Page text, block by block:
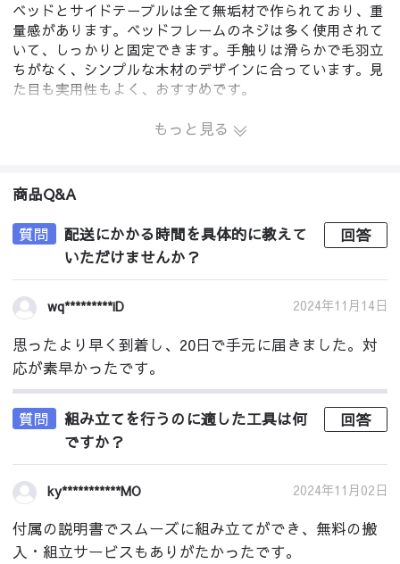
ベッドとサイドテーブルは全て無垢材で作られており、重
量感があります。ベッドフレームのネジは多く使用されて
いて、しっかりと固定できます。手触りは滑らかで毛羽立
ちがなく、シンプルな木材のデザインに合っています。見
た目も実用性もよく、おすすめです。
もっと見る
商品Q&A
質問
配送にかかる時間を具体的に教えて
いただけませんか？
回答
wq*********iD 2024年11月14日
思ったより早く到着し、20日で手元に届きました。対
応が素早かったです。
質問
組み立てを行うのに適した工具は何
ですか？
回答
ky***********MO 2024年11月02日
付属の説明書でスムーズに組み立てができ、無料の搬
入・組立サービスもありがたかったです。